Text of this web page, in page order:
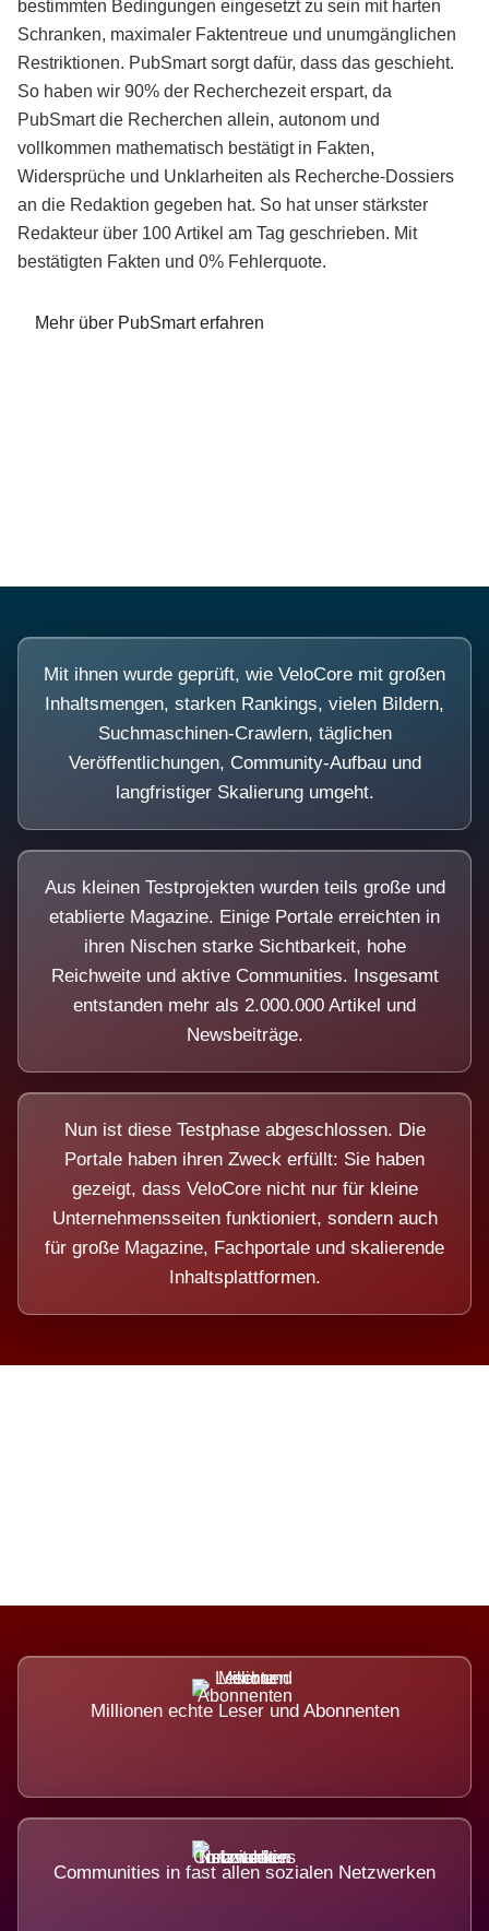
bestimmten Bedingungen eingesetzt zu sein mit harten
Schranken, maximaler Faktentreue und unumgänglichen
Restriktionen. PubSmart sorgt dafür, dass das geschieht.
So haben wir 90% der Recherchezeit erspart, da
PubSmart die Recherchen allein, autonom und
vollkommen mathematisch bestätigt in Fakten,
Widersprüche und Unklarheiten als Recherche-Dossiers
an die Redaktion gegeben hat. So hat unser stärkster
Redakteur über 100 Artikel am Tag geschrieben. Mit
bestätigten Fakten und 0% Fehlerquote.
Mehr über PubSmart erfahren
Mit ihnen wurde geprüft, wie VeloCore mit großen
Inhaltsmengen, starken Rankings, vielen Bildern,
Suchmaschinen-Crawlern, täglichen
Veröffentlichungen, Community-Aufbau und
langfristiger Skalierung umgeht.
Aus kleinen Testprojekten wurden teils große und
etablierte Magazine. Einige Portale erreichten in
ihren Nischen starke Sichtbarkeit, hohe
Reichweite und aktive Communities. Insgesamt
entstanden mehr als 2.000.000 Artikel und
Newsbeiträge.
Nun ist diese Testphase abgeschlossen. Die
Portale haben ihren Zweck erfüllt: Sie haben
gezeigt, dass VeloCore nicht nur für kleine
Unternehmensseiten funktioniert, sondern auch
für große Magazine, Fachportale und skalierende
Inhaltsplattformen.
Millionen echte Leser und Abonnenten
Communities in fast allen sozialen Netzwerken